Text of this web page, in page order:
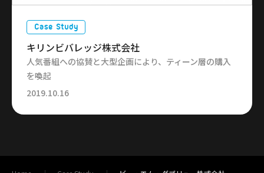
Case Study
キリンビバレッジ株式会社
人気番組への協賛と大型企画により、ティーン層の購入
を喚起
2019.10.16